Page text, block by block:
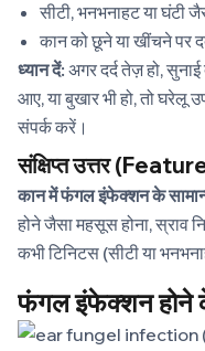
सीटी, भनभनाहट या घंटी
कान को छूने या खींचने पर
ध्यान दें: अगर दर्द तेज़ हो,
आए, या बुखार भी हो, तो घरेलू
संपर्क करें।
संक्षिप्त उत्तर
कान में फंगल इंफेक्शन के
होने जैसा महसूस होना, स्राव
कभी टिनिटस (सीटी या
फंगल इंफेक्शन होने